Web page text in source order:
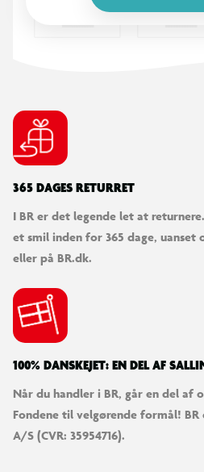
Stærk intern kabelstruktur
Nikkelbelagte stik
365 DAGES RETURRET
I BR er det legende let at
et smil inden for 365 dage,
eller på BR.dk.
100% DANSKEJET: EN DEL AF
Når du handler i BR, går en del af
Fondene til velgørende formål! BR
A/S (CVR: 35954716).